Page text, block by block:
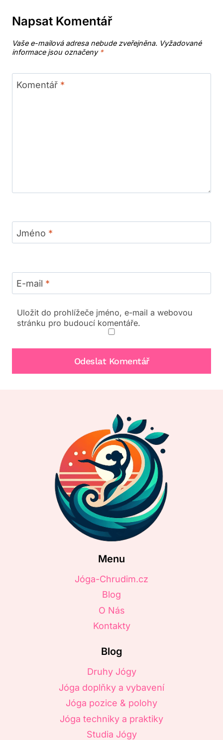
Napsat Komentář
Vaše e-mailová adresa nebude zveřejněna. Vyžadované
informace jsou označeny *
Komentář *
Jméno *
E-mail *
Uložit do prohlížeče jméno, e-mail a webovou
stránku pro budoucí komentáře.
Menu
Jóga-Chrudim.cz
Blog
O Nás
Kontakty
Blog
Druhy Jógy
Jóga doplňky a vybavení
Jóga pozice & polohy
Jóga techniky a praktiky
Studia Jógy